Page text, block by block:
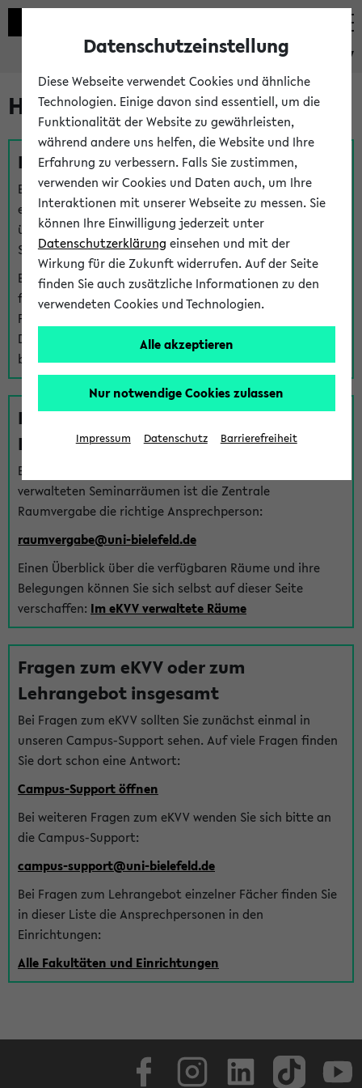
eKVV
Hilfe & Kontakt
Fragen zu einzelnen Veranstaltungen
Bei inhaltlichen und organisatorischen Fragen zu
einzelnen Veranstaltungen finden Sie Ansprechpersonen
über denFragen-Link bei jeder Veranstaltung. Der BIS
Support kann hier meist keine direkte Hilfe leisten.
Bei Veranstaltungen mit eKVV Teilnahmemanagement
finden Sie eine Auskunft über die Personen, die Ihre
Platzzuteilung im eKVV eingetragen haben, auf der
Detailseite zum Teilnahmemanagement der
betreffenden Veranstaltung.
Fragen zu im eKVV verwalteten
Räumen
Bei Fragen zur Vergabe von Hörsälen und vom eKVV
verwalteten Seminarräumen ist die Zentrale
Raumvergabe die richtige Ansprechperson:
raumvergabe@uni-bielefeld.de
Einen Überblick über die verfügbaren Räume und ihre
Belegungen können Sie sich selbst auf dieser Seite
verschaffen: Im eKVV verwaltete Räume
Fragen zum eKVV oder zum
Lehrangebot insgesamt
Bei Fragen zum eKVV sollten Sie zunächst einmal in
unseren Campus-Support sehen. Auf viele Fragen finden
Sie dort schon eine Antwort:
Campus-Support öffnen
Bei weiteren Fragen zum eKVV wenden Sie sich bitte an
die Campus-Support:
campus-support@uni-bielefeld.de
Bei Fragen zum Lehrangebot einzelner Fächer finden Sie
in dieser Liste die Ansprechpersonen in den
Einrichtungen:
Alle Fakultäten und Einrichtungen
Datenschutzeinstellung
Diese Webseite verwendet Cookies und ähnliche
Technologien. Einige davon sind essentiell, um die
Funktionalität der Website zu gewährleisten,
während andere uns helfen, die Website und Ihre
Erfahrung zu verbessern. Falls Sie zustimmen,
verwenden wir Cookies und Daten auch, um Ihre
Interaktionen mit unserer Webseite zu messen. Sie
können Ihre Einwilligung jederzeit unter
Datenschutzerklärung einsehen und mit der
Wirkung für die Zukunft widerrufen. Auf der Seite
finden Sie auch zusätzliche Informationen zu den
verwendeten Cookies und Technologien.
Alle akzeptieren
Nur notwendige Cookies zulassen
Impressum Datenschutz Barrierefreiheit